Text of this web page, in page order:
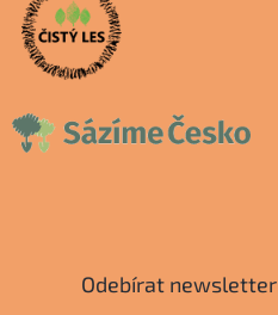
Odebírat newsletter